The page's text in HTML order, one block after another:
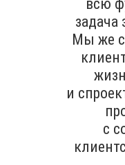
всю
Мы же
и
с